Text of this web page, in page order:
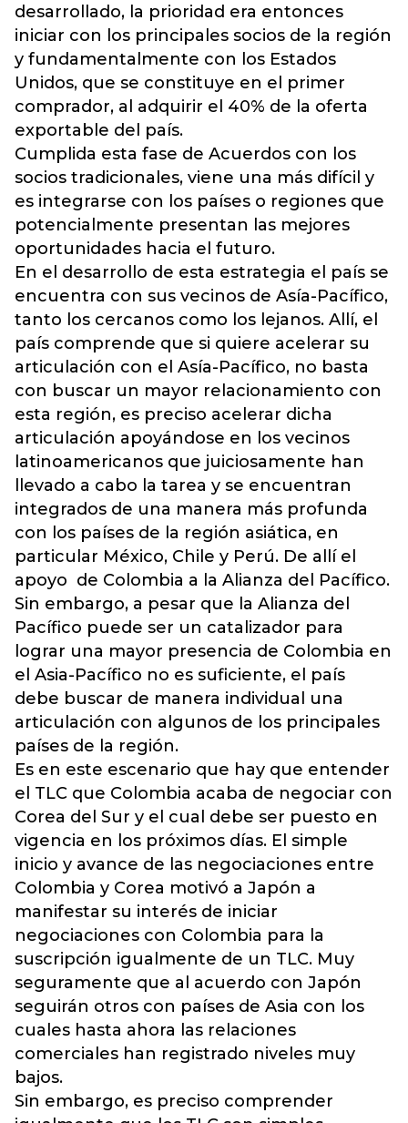
desarrollado, la prioridad era entonces
iniciar con los principales socios de la región
y fundamentalmente con los Estados
Unidos, que se constituye en el primer
comprador, al adquirir el 40% de la oferta
exportable del país.
Cumplida esta fase de Acuerdos con los
socios tradicionales, viene una más difícil y
es integrarse con los países o regiones que
potencialmente presentan las mejores
oportunidades hacia el futuro.
En el desarrollo de esta estrategia el país se
encuentra con sus vecinos de Asía-Pacífico,
tanto los cercanos como los lejanos. Allí, el
país comprende que si quiere acelerar su
articulación con el Asía-Pacífico, no basta
con buscar un mayor relacionamiento con
esta región, es preciso acelerar dicha
articulación apoyándose en los vecinos
latinoamericanos que juiciosamente han
llevado a cabo la tarea y se encuentran
integrados de una manera más profunda
con los países de la región asiática, en
particular México, Chile y Perú. De allí el
apoyo de Colombia a la Alianza del Pacífico.
Sin embargo, a pesar que la Alianza del
Pacífico puede ser un catalizador para
lograr una mayor presencia de Colombia en
el Asia-Pacífico no es suficiente, el país
debe buscar de manera individual una
articulación con algunos de los principales
países de la región.
Es en este escenario que hay que entender
el TLC que Colombia acaba de negociar con
Corea del Sur y el cual debe ser puesto en
vigencia en los próximos días. El simple
inicio y avance de las negociaciones entre
Colombia y Corea motivó a Japón a
manifestar su interés de iniciar
negociaciones con Colombia para la
suscripción igualmente de un TLC. Muy
seguramente que al acuerdo con Japón
seguirán otros con países de Asia con los
cuales hasta ahora las relaciones
comerciales han registrado niveles muy
bajos.
Sin embargo, es preciso comprender